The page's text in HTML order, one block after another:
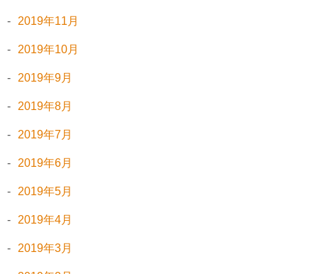
2019年11月
2019年10月
2019年9月
2019年8月
2019年7月
2019年6月
2019年5月
2019年4月
2019年3月